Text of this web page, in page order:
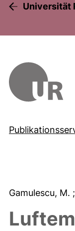
Universität
Gamulescu, M.